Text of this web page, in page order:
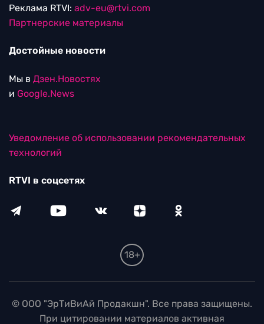
Реклама RTVI: adv-eu@rtvi.com
Партнерские материалы
Достойные новости
Мы в Дзен.Новостях
и Google.News
Уведомление об использовании рекомендательных
технологий
RTVI в соцсетях
18+
© ООО "ЭрТиВиАй Продакшн". Все права защищены.
При цитировании материалов активная